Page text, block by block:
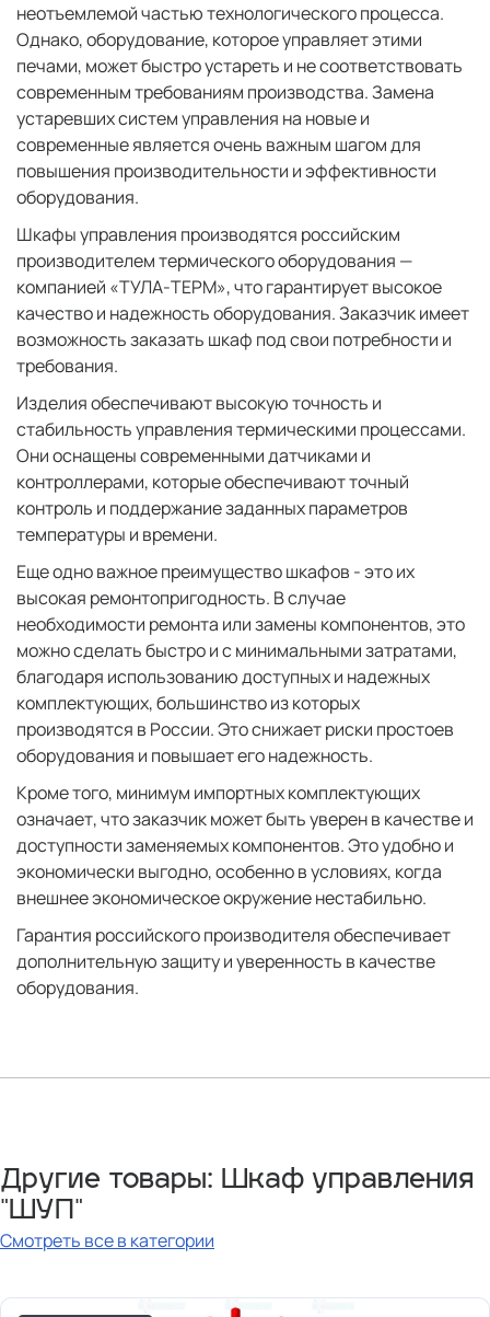
неотъемлемой частью технологического процесса.
Однако, оборудование, которое управляет этими
печами, может быстро устареть и не соответствовать
современным требованиям производства. Замена
устаревших систем управления на новые и
современные является очень важным шагом для
повышения производительности и эффективности
оборудования.
Шкафы управления производятся российским
производителем термического оборудования —
компанией «ТУЛА-ТЕРМ», что гарантирует высокое
качество и надежность оборудования. Заказчик имеет
возможность заказать шкаф под свои потребности и
требования.
Изделия обеспечивают высокую точность и
стабильность управления термическими процессами.
Они оснащены современными датчиками и
контроллерами, которые обеспечивают точный
контроль и поддержание заданных параметров
температуры и времени.
Еще одно важное преимущество шкафов - это их
высокая ремонтопригодность. В случае
необходимости ремонта или замены компонентов, это
можно сделать быстро и с минимальными затратами,
благодаря использованию доступных и надежных
комплектующих, большинство из которых
производятся в России. Это снижает риски простоев
оборудования и повышает его надежность.
Кроме того, минимум импортных комплектующих
означает, что заказчик может быть уверен в качестве и
доступности заменяемых компонентов. Это удобно и
экономически выгодно, особенно в условиях, когда
внешнее экономическое окружение нестабильно.
Гарантия российского производителя обеспечивает
дополнительную защиту и уверенность в качестве
оборудования.
Другие товары: Шкаф управления
"ШУП"
Смотреть все в категории